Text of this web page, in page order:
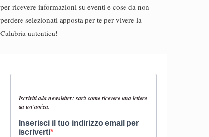
per ricevere informazioni su eventi e cose da non
perdere selezionati apposta per te per vivere la
Calabria autentica!